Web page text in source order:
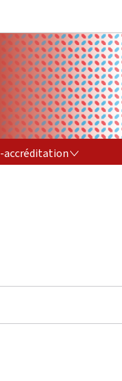
accréditation